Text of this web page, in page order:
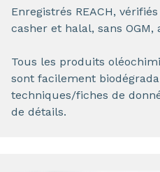
Enregistrés REACH,
casher et halal, sans OGM,
Tous les produits
sont facilement
techniques/fiches de
de détails.